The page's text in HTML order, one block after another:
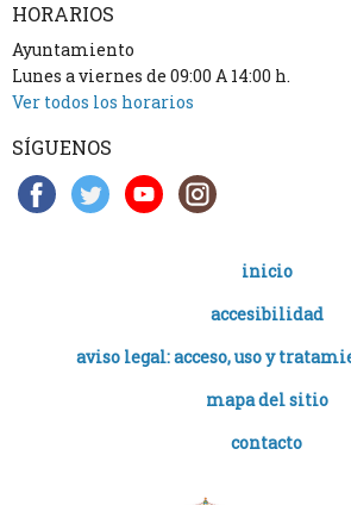
HORARIOS
Ayuntamiento
Lunes a viernes de 09:00 A 14:00 h.
Ver todos los horarios
SÍGUENOS
inicio
accesibilidad
aviso legal: acceso, uso y
mapa del sitio
contacto